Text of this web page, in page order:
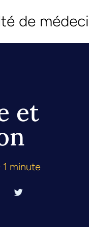
de
et
1 minute